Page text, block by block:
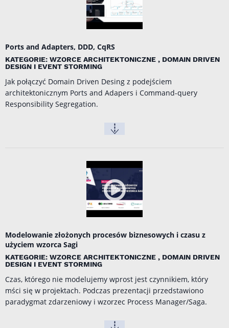
Ports and Adapters, DDD, CqRS
KATEGORIE: WZORCE ARCHITEKTONICZNE , DOMAIN DRIVEN
DESIGN I EVENT STORMING
Jak połączyć Domain Driven Desing z podejściem
architektonicznym Ports and Adapers i Command-query
Responsibility Segregation.
Modelowanie złożonych procesów biznesowych i czasu z
użyciem wzorca Sagi
KATEGORIE: WZORCE ARCHITEKTONICZNE , DOMAIN DRIVEN
DESIGN I EVENT STORMING
Czas, którego nie modelujemy wprost jest czynnikiem, który
mści się w projektach. Podczas prezentacji przedstawiono
paradygmat zdarzeniowy i wzorzec Process Manager/Saga.